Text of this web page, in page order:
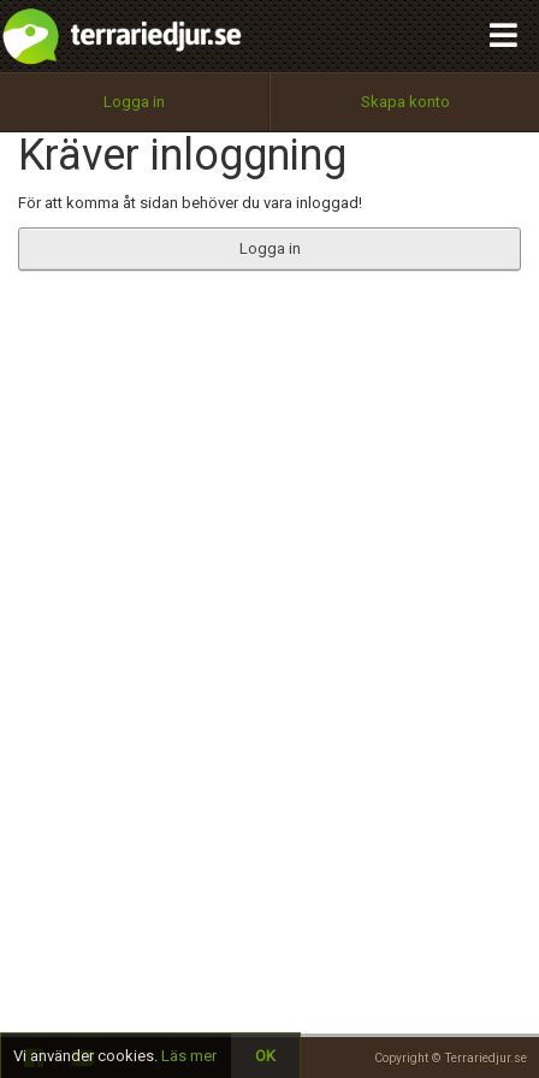
Logga in Skapa konto
Kräver inloggning
För att komma åt sidan behöver du vara inloggad!
Logga in
Copyright © Terrariedjur.se
Utför
100%
OK
integritetspolicy
Namn:
Epost:
Begär nytt lösenord
Tillbaka till förstasidan
Vi använder cookies. Läs mer OK